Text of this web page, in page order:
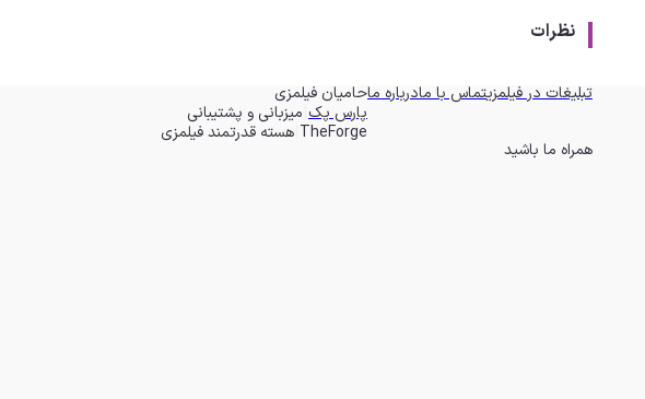
نظرات
تبلیغات در فیلمزیتماس با مادرباره ماحامیان فیلمزی
پارس پک میزبانی و پشتیبانی
TheForge هسته قدرتمند فیلمزی
همراه ما باشید